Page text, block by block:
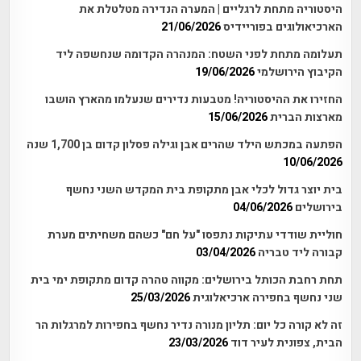
היסטוריה מתחת לרגליים | המערה הנדירה מטלטלת את
הארכיאולוגים בפוריידיס21/06/2026
תעלומה מתחת לפני השטח: המנהרה הקדומה שנחשפה ליד
הקיבוץ הירושלמי19/06/2026
החזירו את ההיסטוריה! מטבעות נדירים שנעלמו מהארץ הושבו
מארצות הברית15/06/2026
הפתעה במכתש הילד שהרים אבן וגילה פסלון קדום בן 1,700 שנה
10/06/2026
בית יוצר גדול לכלי אבן מתקופת בית המקדש השני נחשף
בירושלים 04/06/2026
חוליית שודדי עתיקות נתפסו "על חם" כשהם משחיתים מערת
קבורה ליד טבריה 03/04/2026
תחת רחבת הכותל בירושלים: מקווה טהרה קדום מתקופת ימי בית
שני נחשף בחפירה ארכיאלוגית25/03/2026
זה לא קורה כל יום: תליון מנורה נדיר נחשף בחפירות למרגלות הר
הבית, צפונית לעיר דוד 23/03/2026